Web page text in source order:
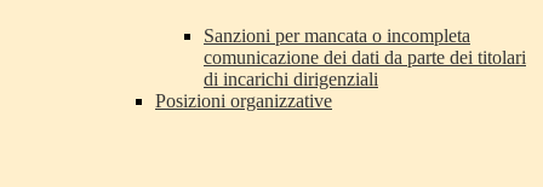
Sanzioni per mancata o incompleta
comunicazione dei dati da parte dei titolari
di incarichi dirigenziali
Posizioni organizzative